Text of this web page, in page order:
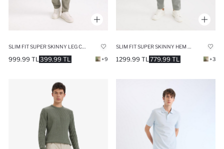
399.99 TL
999.99 TL +9 779.99 TL
1299.99 TL +3